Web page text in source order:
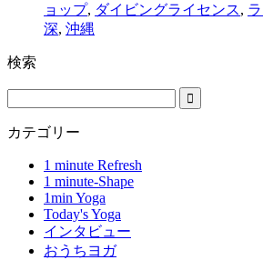
ョップ, ダイビングライセンス,
深, 沖縄
検索
カテゴリー
1 minute Refresh
1 minute-Shape
1min Yoga
Today's Yoga
インタビュー
おうちヨガ